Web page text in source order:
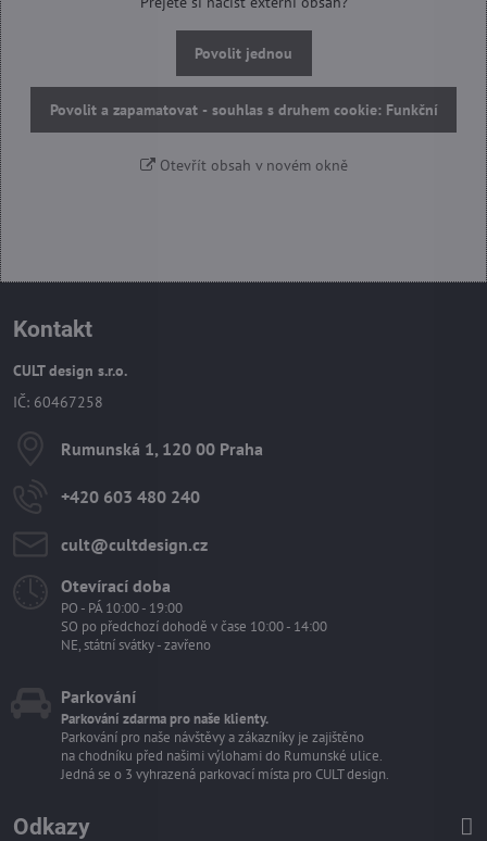
Povolit jednou
Povolit a zapamatovat - souhlas s druhem cookie: Funkční
Otevřít obsah v novém okně
Kontakt
CULT design s.r.o.
IČ: 60467258
Rumunská 1, 120 00 Praha
+420 603 480 240
cult​@cultdesign​.cz
Otevírací doba
PO - PÁ 10:00 - 19:00
SO po předchozí dohodě v čase 10:00 - 14:00
NE, státní svátky - zavřeno
Parkování
Parkování zdarma pro naše klienty.
Parkování pro naše návštěvy a zákazníky je zajištěno
na chodníku před našimi výlohami do Rumunské ulice.
Jedná se o 3 vyhrazená parkovací místa pro CULT design.
Odkazy